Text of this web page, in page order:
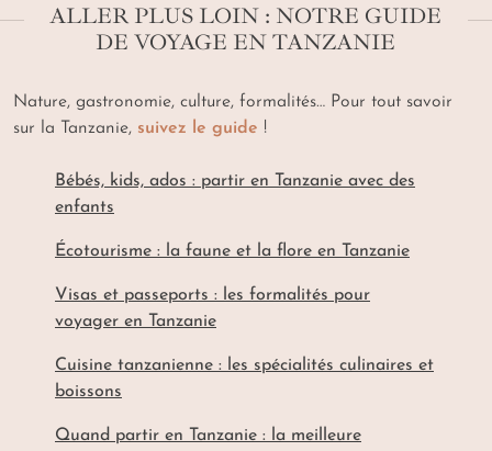
ALLER PLUS LOIN : NOTRE GUIDE
DE VOYAGE EN TANZANIE
Nature, gastronomie, culture, formalités… Pour tout savoir
sur la Tanzanie, suivez le guide !
Bébés, kids, ados : partir en Tanzanie avec des
enfants
Écotourisme : la faune et la flore en Tanzanie
Visas et passeports : les formalités pour
voyager en Tanzanie
Cuisine tanzanienne : les spécialités culinaires et
boissons
Quand partir en Tanzanie : la meilleure